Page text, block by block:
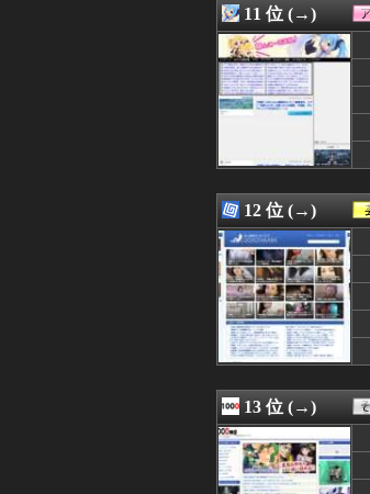
08/08 22:39
08/08 22:38
08/08 22:35
08/08 22:35
08/08 22:35
08/08 22:35
08/08 22:35
08/08 22:35
08/08 22:34
08/08 22:34
08/08 22:33
08/08 22:33
08/08 22:33
08/08 22:33
08/08 22:33
08/08 22:32
08/08 22:32
08/08 22:31
08/08 22:31
08/08 22:31
08/08 22:30
11 位 (→)
12 位 (→)
13 位 (→)